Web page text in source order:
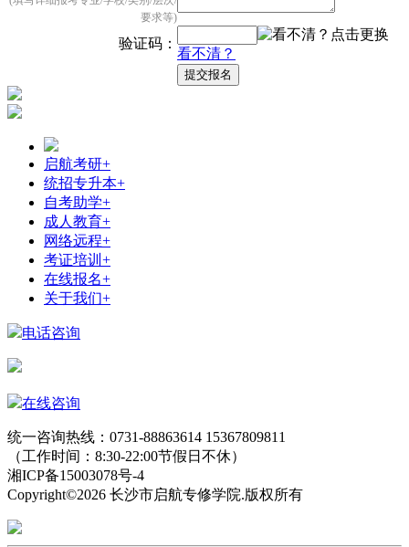
要求等)
验证码：
看不清？
启航考研+
统招专升本+
自考助学+
成人教育+
网络远程+
考证培训 +
在线报名+
关于我们+
电话咨询
在线咨询
统一咨询热线：0731-88863614 15367809811
（工作时间：8:30-22:00节假日不休）
湘ICP备15003078号-4
Copyright©2026 长沙市启航专修学院.版权所有